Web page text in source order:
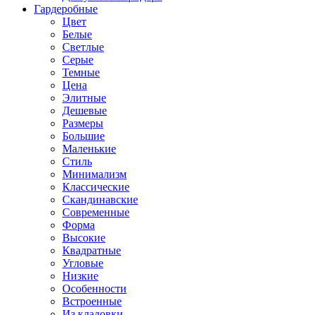
Гардеробные
Цвет
Белые
Светлые
Серые
Темные
Цена
Элитные
Дешевые
Размеры
Большие
Маленькие
Стиль
Минимализм
Классические
Скандинавские
Современные
Форма
Высокие
Квадратные
Угловые
Низкие
Особенности
Встроенные